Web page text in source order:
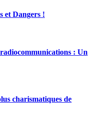
et Dangers !
: Un
charismatiques de